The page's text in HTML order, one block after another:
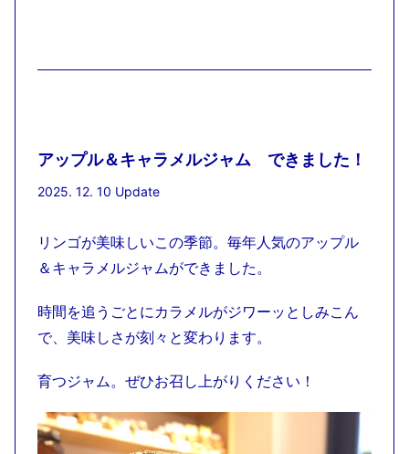
アップル＆キャラメルジャム できました！
2025. 12. 10 Update
リンゴが美味しいこの季節。毎年人気のアップル
＆キャラメルジャムができました。
時間を追うごとにカラメルがジワーッとしみこん
で、美味しさが刻々と変わります。
育つジャム。ぜひお召し上がりください！